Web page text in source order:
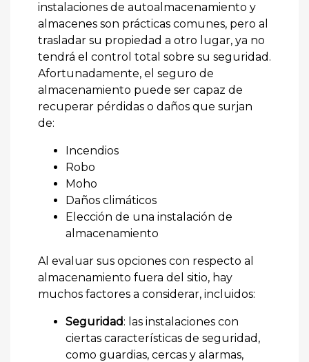
instalaciones de autoalmacenamiento y
almacenes son prácticas comunes, pero al
trasladar su propiedad a otro lugar, ya no
tendrá el control total sobre su seguridad.
Afortunadamente, el seguro de
almacenamiento puede ser capaz de
recuperar pérdidas o daños que surjan
de:
Incendios
Robo
Moho
Daños climáticos
Elección de una instalación de
almacenamiento
Al evaluar sus opciones con respecto al
almacenamiento fuera del sitio, hay
muchos factores a considerar, incluidos:
Seguridad: las instalaciones con
ciertas características de seguridad,
como guardias, cercas y alarmas,